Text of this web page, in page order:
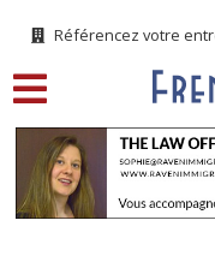
Référencez votre